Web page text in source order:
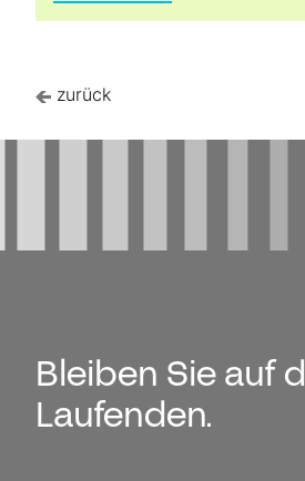
zurück
Bleiben Sie auf
Laufenden.